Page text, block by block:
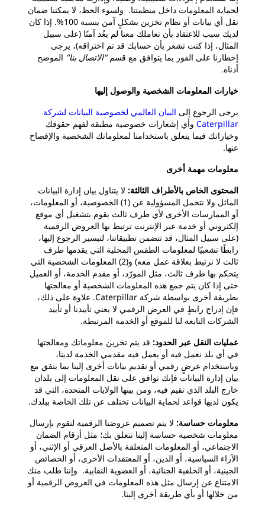
لحماية المعلومات داخل منظمتنا. ولسوء الحظ، لا يمكننا ضمان
نقل أي بيانات أو نظام تخزين بشكلٍ آمن بنسبة 100%. إذا كان
لديك سبب للاعتقاد بأن تعاملك معنا لم يعُد آمنًا (على سبيل
المثال، إذا كنت تشعر بأن حسابك قد تم اختراقه)، يرجى
إخطارنا على الفور بما يتوافق مع قسم"الاتصال بنا" الموضح
أدناه.
خيارات المعلومات الشخصية والوصول إليها
يرجى الرجوع إلى البيان العالمي لخصوصية البيانات لشركة
Caterpillar وأي إشعارات خصوصية مطبقة لفهم حقوقك
وخياراتك فيما يتعلق باستخدامنا لمعلوماتك الشخصية والإفصاح
عنها.
معلومات مهمة أخرى
المحتوى الخاص بالأطراف الثالثة: لا يتناول بيان إدارة البيانات
الماثل ولا نتحمل المسؤولية عن (1) الخصوصية، أو المعلومات،
أو الممارسات الأخرى لأي طرف ثالث يقوم بتشغيل أي موقع
إلكتروني أو خدمة عبر الإنترنت ترتبط بها العروض الرقمية
(على سبيل المثال، قد تتضمن تطبيقاتنا، لتيسير الرجوع إليها،
رابطًا تشعبيًا لمعلومات الطقس المحلية التي يقدمها طرف
ثالث لا نرتبط بعلاقة عمل معه) و(2) المعلومات الشخصية التي
يتحكم بها طرف ثالث، مثل المورّد، أو مقدم الخدمة، أو العميل
حتى إذا كان يتم جمع هذه المعلومات الشخصية أو معالجتها
بطريقة أخرى بواسطة شركة Caterpillar. علاوة على ذلك،
فإن إدراج رابطٍ في العرض الرقمي لا يعني تأييدنا أو تأييد
الشركات التابعة لنا للموقع أو الخدمة المرتبطة.
عمليات النقل عبر الحدود: قد يتم تخزين معلوماتك ومعالجتها
في أي بلد نعمل فيه أو يعمل فيه مقدمي الخدمة لدينا،
وباستخدام عرضٍ رقمي أو تقديم بيانات أخرى إلينا بما يتفق مع
بيان إدارة البيانات فإنك توافق على نقل المعلومات إلى بلدان
خارج البلد الذي تقيم فيه، ومن بينها الولايات المتحدة، التي قد
يكون لديها قواعد لحماية البيانات تختلف عن تلك الخاصة ببلدك.
معلومات حساسة: لا يتم تصميم عروضنا الرقمية لتقوم بإرسال
معلومات شخصية حساسة إلينا تتعلق بك؛ مثل أرقام الضمان
الاجتماعي، أو المعلومات المتعلقة بالأصل العرقي أو الإثني، أو
الآراء السياسية، أو الدين، أو المعتقدات الأخرى، أو الخصائص
الجينية، أو الخلفية الجنائية، أو العضوية النقابية. وإننا طلب منك
الامتناع عن إرسال مثل هذه المعلومات في العروض الرقمية أو
من خلالها أو بأي طريقة أخرى إلينا.